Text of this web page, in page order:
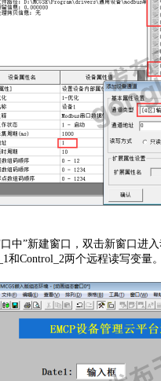
中”新建窗口，双击新窗口进
和Control_2两个远程读写变量